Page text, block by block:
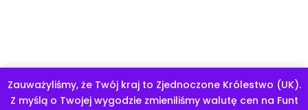
Program mentoringowy "Odchudzanie dziecka z głową".
Odrzuć
Zauważyliśmy, że Twój kraj to Zjednoczone Królestwo (UK).
Z myślą o Twojej wygodzie zmieniliśmy walutę cen na Funt